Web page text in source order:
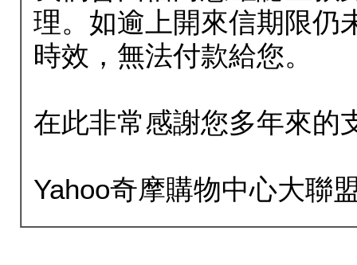
理。如逾上開來信期限仍
時效，無法付款給您。
在此非常感謝您多年來的
Yahoo奇摩購物中心大